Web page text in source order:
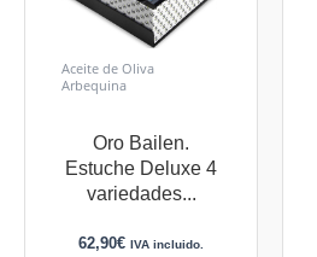
Aceite de Oliva
Arbequina
Oro Bailen.
Estuche Deluxe 4
variedades...
62,90€ IVA incluido.